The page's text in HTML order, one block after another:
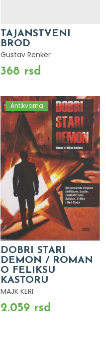
TAJANSTVENI
BROD
Gustav Renker
368 rsd
Antikvarna
DOBRI STARI
DEMON / ROMAN
O FELIKSU
KASTORU
MAJK KERI
2.059 rsd